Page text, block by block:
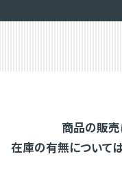
商品の販売
在庫の有無について